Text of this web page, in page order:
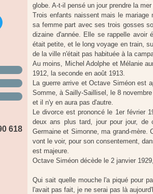
618
globe. A-t-il pensé un jour prendre la
Trois enfants naissent mais le
sa femme part avec ses trois gosses
dizaine d'année. Elle se rappelle avoir
était petite, et le long voyage en train,
de la ville n'était pas habituée à la
Au moins, Michel Adolphe et Mélanie
1912, la seconde en août 1913.
La guerre arrive et Octave Siméon est
Somme, à Sailly-Saillisel, le 8
et il n'y en aura pas d'autre.
Le divorce est prononcé le 1er février
deux ans plus tard, jour pour jour,
Germaine et Simonne, ma grand-mère.
vont le voir, pour son consentement,
est majeure.
Octave Siméon décède le 2 janvier
Qui sait quelle mouche l'a piqué pour
l'avait pas fait, je ne serai pas là